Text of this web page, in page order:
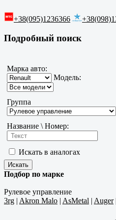
+38(095)1236366
Подробный поиск
Марка авто:
Модель:
Группа
Название \ Номер:
Искать в аналогах
Подбор по марке
Рулевое управление
3rg | Akron Malo | AsMetal | Auger|